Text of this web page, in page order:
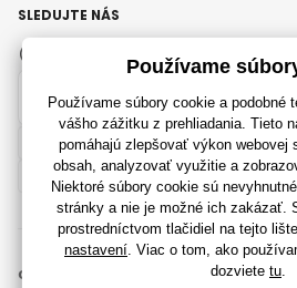
Slovensky
SLEDUJTE NÁS
Instagram
© 2018 - 2026 RajHraciek.sk, Všetky práva